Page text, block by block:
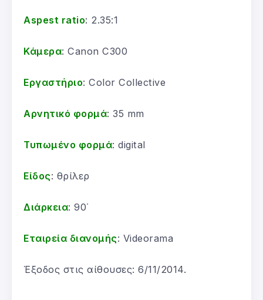
Aspest ratio: 2.35:1
Κάμερα: Canon C300
Εργαστήριο: Color Collective
Αρνητικό φορμά: 35 mm
Τυπωμένο φορμά: digital
Είδος: θρίλερ
Διάρκεια: 90΄
Εταιρεία διανομής: Videorama
Έξοδος στις αίθουσες: 6/11/2014.